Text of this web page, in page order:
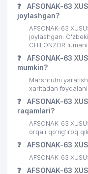
22 ALIPRINT
23
IBROXIM-
MULK
24 AFRUZ MChJ
25 Melores MChJ
26 O'G'ILOY
YANGI
29 RUN
❓
AFSONAK-63
joylashgan?
AFSONAK-63
joylashgan:
CHILONZOR
❓
AFSONAK-63
mumkin?
Marshrutni
xaritadan
❓
AFSONAK-63
raqamlari?
AFSONAK-63
orqali qo’ng’iroq
❓ AFSONAK-63
AFSONAK-63
❓ AFSONAK-63